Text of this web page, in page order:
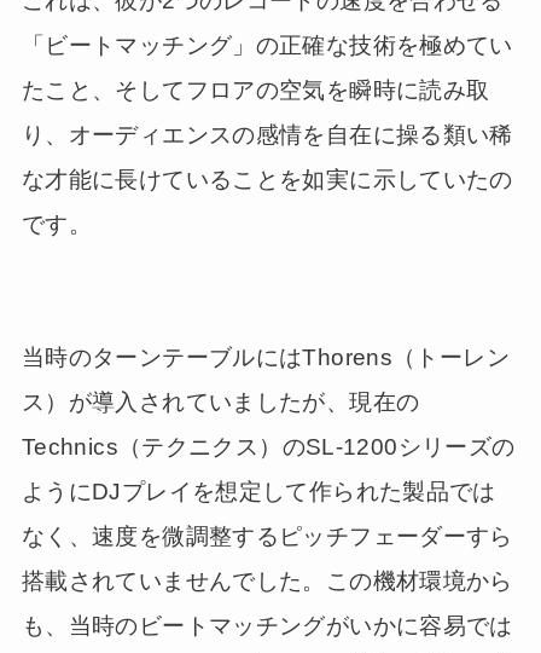
「ビートマッチング」の正確な技術を極めてい
たこと、そしてフロアの空気を瞬時に読み取
り、オーディエンスの感情を自在に操る類い稀
な才能に長けていることを如実に示していたの
です。
当時のターンテーブルにはThorens（トーレン
ス）が導入されていましたが、現在の
Technics（テクニクス）のSL-1200シリーズの
ようにDJプレイを想定して作られた製品では
なく、速度を微調整するピッチフェーダーすら
搭載されていませんでした。この機材環境から
も、当時のビートマッチングがいかに容易では